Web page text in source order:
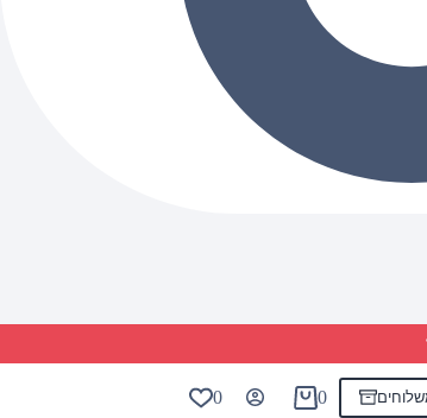
Shopping
0
0